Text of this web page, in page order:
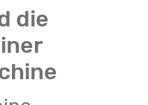
die